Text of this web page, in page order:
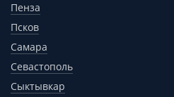
Пенза
Псков
Самара
Севастополь
Сыктывкар